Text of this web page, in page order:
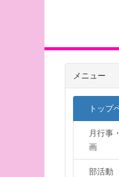
メニュー
トップ
月行事
画
部活動